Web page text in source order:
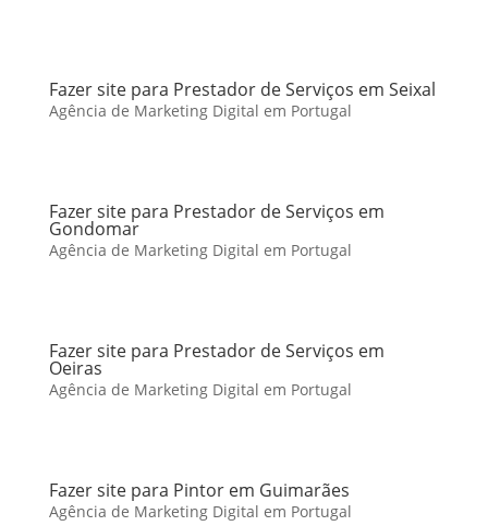
Fazer site para Prestador de Serviços em Seixal
Agência de Marketing Digital em Portugal
Fazer site para Prestador de Serviços em
Gondomar
Agência de Marketing Digital em Portugal
Fazer site para Prestador de Serviços em
Oeiras
Agência de Marketing Digital em Portugal
Fazer site para Pintor em Guimarães
Agência de Marketing Digital em Portugal